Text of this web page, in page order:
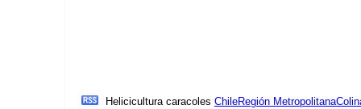
Helicicultura caracoles ChileRegión Metropolitana